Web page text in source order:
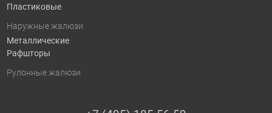
Пластиковые
Наружные жалюзи
Металлические
Рафшторы
Рулонные жалюзи